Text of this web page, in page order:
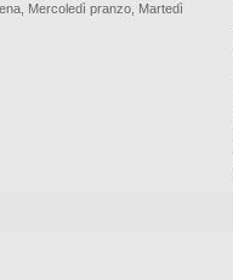
Mercoledì pranzo, Martedì